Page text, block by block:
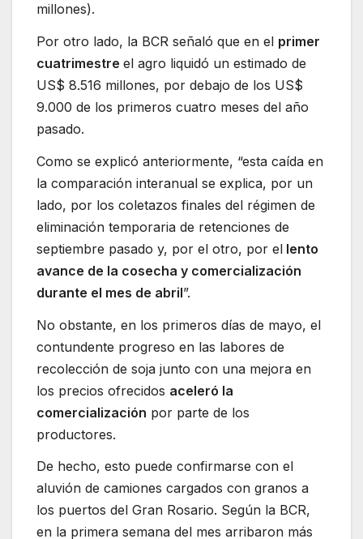
millones).
Por otro lado, la BCR señaló que en el primer
cuatrimestre el agro liquidó un estimado de
US$ 8.516 millones, por debajo de los US$
9.000 de los primeros cuatro meses del año
pasado.
Como se explicó anteriormente, “esta caída en
la comparación interanual se explica, por un
lado, por los coletazos finales del régimen de
eliminación temporaria de retenciones de
septiembre pasado y, por el otro, por el lento
avance de la cosecha y comercialización
durante el mes de abril”.
No obstante, en los primeros días de mayo, el
contundente progreso en las labores de
recolección de soja junto con una mejora en
los precios ofrecidos aceleró la
comercialización por parte de los
productores.
De hecho, esto puede confirmarse con el
aluvión de camiones cargados con granos a
los puertos del Gran Rosario. Según la BCR,
en la primera semana del mes arribaron más